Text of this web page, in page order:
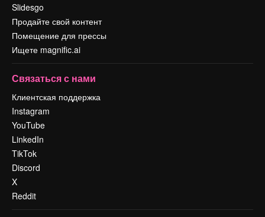
Slidesgo
Продайте свой контент
Помещение для прессы
Ищете magnific.ai
Связаться с нами
Клиентская поддержка
Instagram
YouTube
LinkedIn
TikTok
Discord
X
Reddit